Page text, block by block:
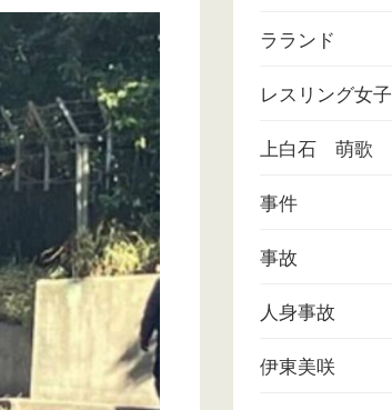
ラランド
レスリング女子
上白石 萌歌
事件
事故
人身事故
伊東美咲